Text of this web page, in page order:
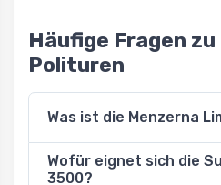
Häufige Fragen
Polituren
Was ist die Menzerna
Wofür eignet sich die
3500?